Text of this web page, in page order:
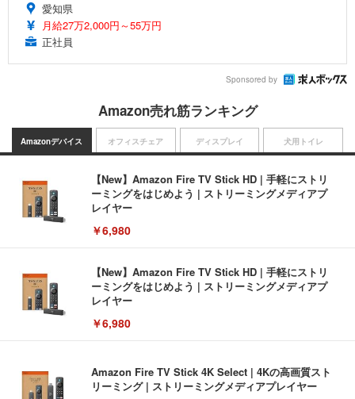
愛知県
月給27万2,000円～55万円
正社員
Sponsored by
Amazon売れ筋ランキング
Amazonデバイス
【New】Amazon Fire TV Stick HD | 手軽にストリ
ーミングをはじめよう | ストリーミングメディアプ
レイヤー
￥6,980
【New】Amazon Fire TV Stick HD | 手軽にストリ
ーミングをはじめよう | ストリーミングメディアプ
レイヤー
￥6,980
Amazon Fire TV Stick 4K Select | 4Kの高画質スト
リーミング | ストリーミングメディアプレイヤー
オフィスチェア ディスプレイ 犬用トイレ